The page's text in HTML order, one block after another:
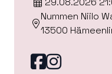
Nummen Niilo
13500